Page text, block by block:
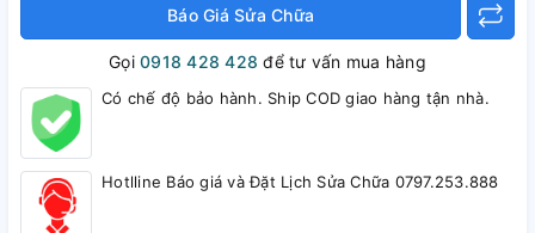
Báo Giá Sửa Chữa
Gọi0918 428 428 để tư vấn mua hàng
Có chế độ bảo hành. Ship COD giao hàng tận nhà.
Hotlline Báo giá và Đặt Lịch Sửa Chữa 0797.253.888